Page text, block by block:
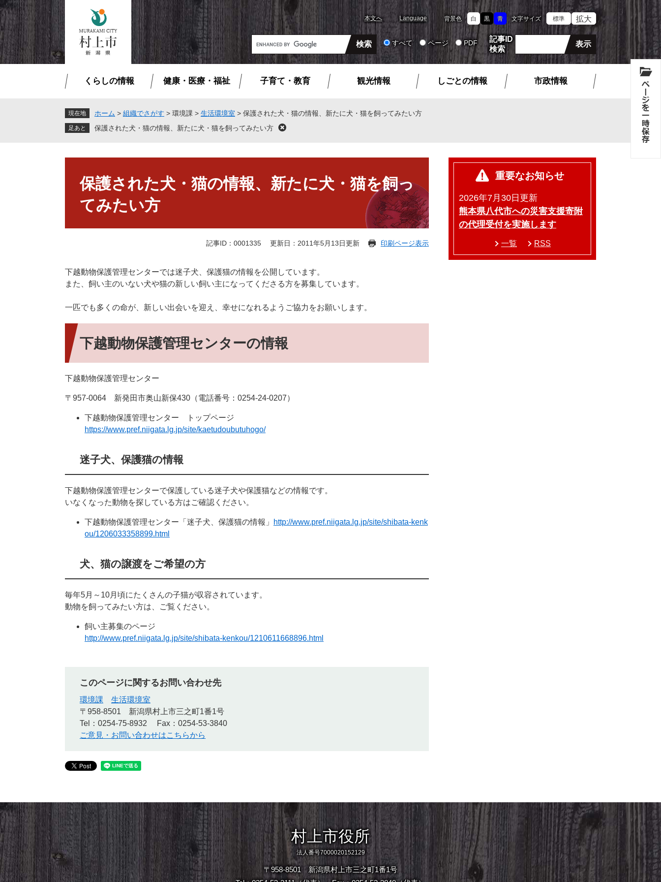
ペ
ー
ジ
の
先
頭
メ
ニ
ュ
ー
を
飛
本文へ Language 背景色 白 黒 青 文字サイズ 標準 拡大
G
o
o
カ
ス
検
すべて ページ PDF
記事ID
検索
くらしの情報 健康・医療・福祉 子育て・教育 観光情報 しごとの情報 市政情報
現在地 ホーム > 組織でさがす > 環境課 > 生活環境室 > 保護された犬・猫の情報、新たに犬・猫を飼ってみたい方
保護された犬・猫の情報、新たに犬・猫を飼ってみたい方
閉
保護された犬・猫の情報、新たに犬・猫を飼っ
てみたい方
記事ID：0001335 更新日：2011年5月13日更新 印刷ページ表示
下越動物保護管理センターでは迷子犬、保護猫の情報を公開しています。
また、飼い主のいない犬や猫の新しい飼い主になってくださる方を募集しています。
一匹でも多くの命が、新しい出会いを迎え、幸せになれるようご協力をお願いします。
下越動物保護管理センターの情報
下越動物保護管理センター
〒957-0064 新発田市奥山新保430（電話番号：0254-24-0207）
下越動物保護管理センター トップページ
https://www.pref.niigata.lg.jp/site/kaetudoubutuhogo/
迷子犬、保護猫の情報
下越動物保護管理センターで保護している迷子犬や保護猫などの情報です。
いなくなった動物を探している方はご確認ください。
下越動物保護管理センター「迷子犬、保護猫の情報」
http://www.pref.niigata.lg.jp/site/shibata-kenk
ou/1206033358899.html
犬、猫の譲渡をご希望の方
毎年5月～10月頃にたくさんの子猫が収容されています。
動物を飼ってみたい方は、ご覧ください。
飼い主募集のページ
http://www.pref.niigata.lg.jp/site/shibata-kenkou/1210611668896.html
このページに関するお問い合わせ先
環境課
生活環境室
〒958-8501
新潟県村上市三之町1番1号
Tel：0254-75-8932
Fax：0254-53-3840
ご意見・お問い合わせはこちらから
重要なお知らせ
2026年7月30日更新
熊本県八代市への災害支援寄附
の代理受付を実施します
一覧 RSS
村上市役所
法人番号7000020152129
〒958-8501 新潟県村上市三之町1番1号